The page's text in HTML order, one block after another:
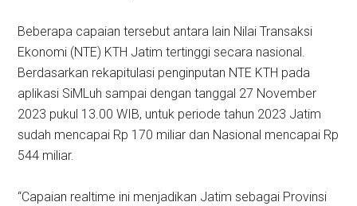
Beberapa capaian tersebut antara lain Nilai Transaksi
Ekonomi (NTE) KTH Jatim tertinggi secara nasional.
Berdasarkan rekapitulasi penginputan NTE KTH pada
aplikasi SiMLuh sampai dengan tanggal 27 November
2023 pukul 13.00 WIB, untuk periode tahun 2023 Jatim
sudah mencapai Rp 170 miliar dan Nasional mencapai Rp
544 miliar.
“Capaian realtime ini menjadikan Jatim sebagai Provinsi